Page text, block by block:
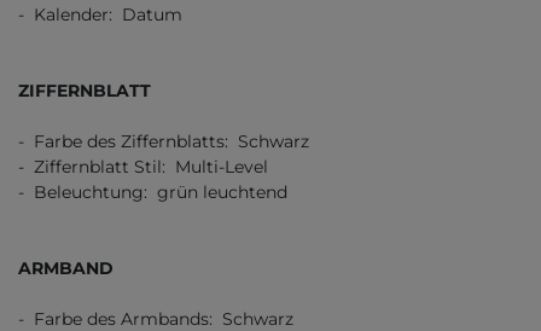
- Kalender: Datum
ZIFFERNBLATT
- Farbe des Ziffernblatts: Schwarz
- Ziffernblatt Stil: Multi-Level
- Beleuchtung: grün leuchtend
ARMBAND
- Farbe des Armbands: Schwarz